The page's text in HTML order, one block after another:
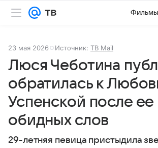
23 мая 2026 Источник: ТВ Mail
Люся Чеботина
обратилась к
Успенской после ее
обидных слов
29-летняя певица пристыдила